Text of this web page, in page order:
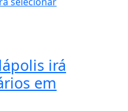
irá
em